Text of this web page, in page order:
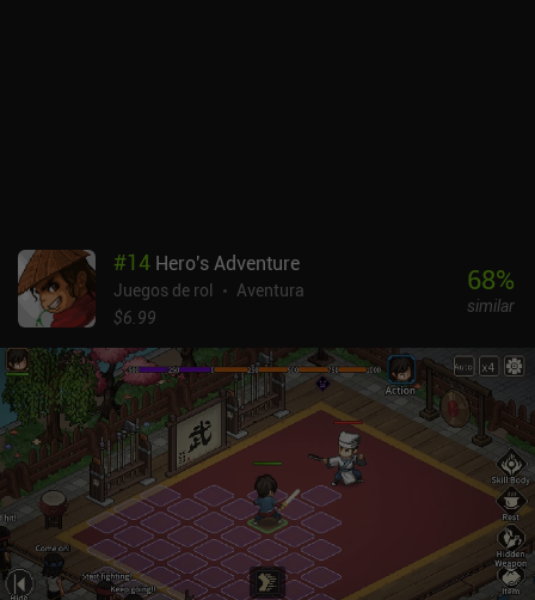
ciudades, que pueden desactivarse mediante un único iAP de 3,99
$. Aunque el juego acaba haciéndose repetitivo, ofrece suficiente
contenido generado aleatoriamente como para mantener
ocupados durante un buen rato a la mayoría de los aficionados al
género.
#14 Hero's Adventure
Juegos de rol
Aventura
$6.99
68%
similar